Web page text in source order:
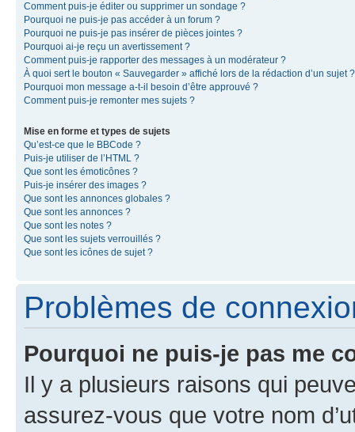
Comment puis-je éditer ou supprimer un sondage ?
Pourquoi ne puis-je pas accéder à un forum ?
Pourquoi ne puis-je pas insérer de pièces jointes ?
Pourquoi ai-je reçu un avertissement ?
Comment puis-je rapporter des messages à un modérateur ?
À quoi sert le bouton « Sauvegarder » affiché lors de la rédaction d’un sujet ?
Pourquoi mon message a-t-il besoin d’être approuvé ?
Comment puis-je remonter mes sujets ?
Mise en forme et types de sujets
Qu’est-ce que le BBCode ?
Puis-je utiliser de l’HTML ?
Que sont les émoticônes ?
Puis-je insérer des images ?
Que sont les annonces globales ?
Que sont les annonces ?
Que sont les notes ?
Que sont les sujets verrouillés ?
Que sont les icônes de sujet ?
Problèmes de
Pourquoi ne puis-je pas me
Il y a plusieurs raisons qui
assurez-vous que votre nom